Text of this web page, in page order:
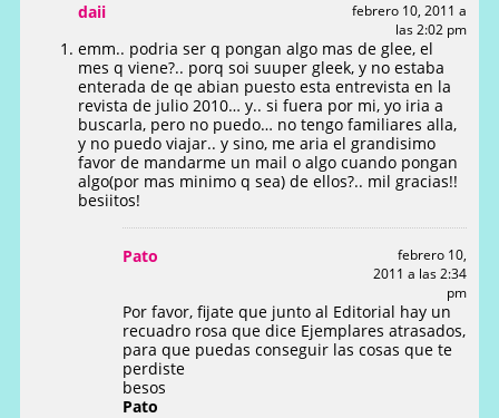
daii
febrero 10, 2011 a
las 2:02 pm
emm.. podria ser q pongan algo mas de glee, el
mes q viene?.. porq soi suuper gleek, y no estaba
enterada de qe abian puesto esta entrevista en la
revista de julio 2010… y.. si fuera por mi, yo iria a
buscarla, pero no puedo… no tengo familiares alla,
y no puedo viajar.. y sino, me aria el grandisimo
favor de mandarme un mail o algo cuando pongan
algo(por mas minimo q sea) de ellos?.. mil gracias!!
besiitos!
Pato
febrero 10,
2011 a las 2:34
pm
Por favor, fijate que junto al Editorial hay un
recuadro rosa que dice Ejemplares atrasados,
para que puedas conseguir las cosas que te
perdiste
besos
Pato